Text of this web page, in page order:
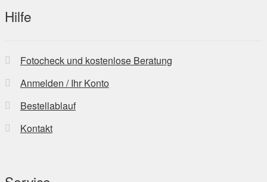
Hilfe
Fotocheck und kostenlose Beratung
Anmelden / Ihr Konto
Bestellablauf
Kontakt